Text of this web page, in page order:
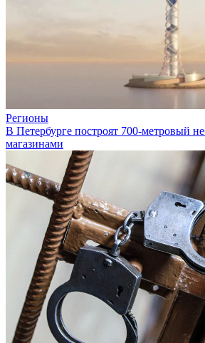
Регионы
В Петербурге построят 700-метровый
магазинами